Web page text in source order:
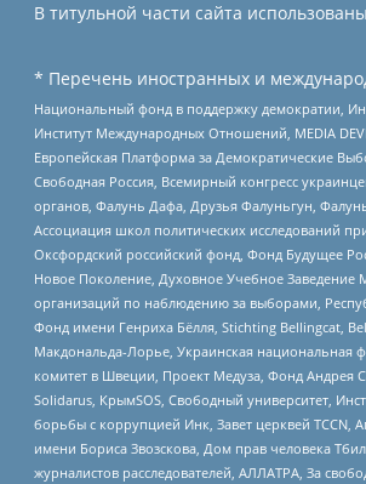
В титульной части сайта
* Перечень иностранных и
Национальный фонд в поддержку демократии,
Институт Международных Отношений, MEDIA
Европейская Платформа за Демократические
Свободная Россия, Всемирный конгресс
органов, Фалунь Дафа, Друзья Фалуньгун,
Ассоциация школ политических исследований
Оксфордский российский фонд, Фонд Будущее
Новое Поколение, Духовное Учебное Заведение
организаций по наблюдению за выборами,
Фонд имени Генриха Бёлля, Stichting Bellingcat,
Макдональда-Лорье, Украинская национальная
комитет в Швеции, Проект Медуза, Фонд Андрея
Solidarus, КрымSOS, Свободный университет,
борьбы с коррупцией Инк, Завет церквей TCCN,
имени Бориса Звозскова, Дом прав человека
журналистов расследователей, АЛЛАТРА, За